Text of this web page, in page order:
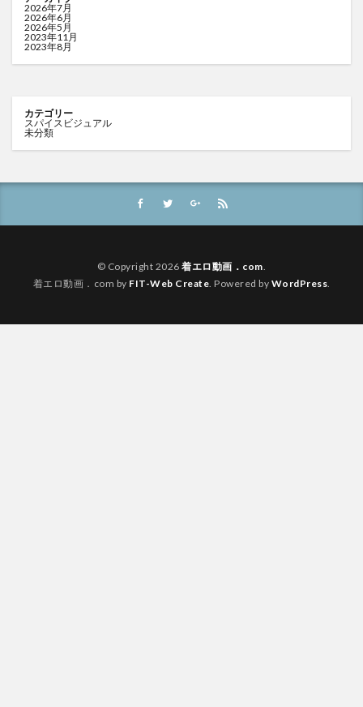
2026年7月
2026年6月
2026年5月
2023年11月
2023年8月
カテゴリー
スパイスビジュアル
未分類
© Copyright 2026着エロ動画．com
着エロ動画．com by FIT-Web Create . Powered by WordPress